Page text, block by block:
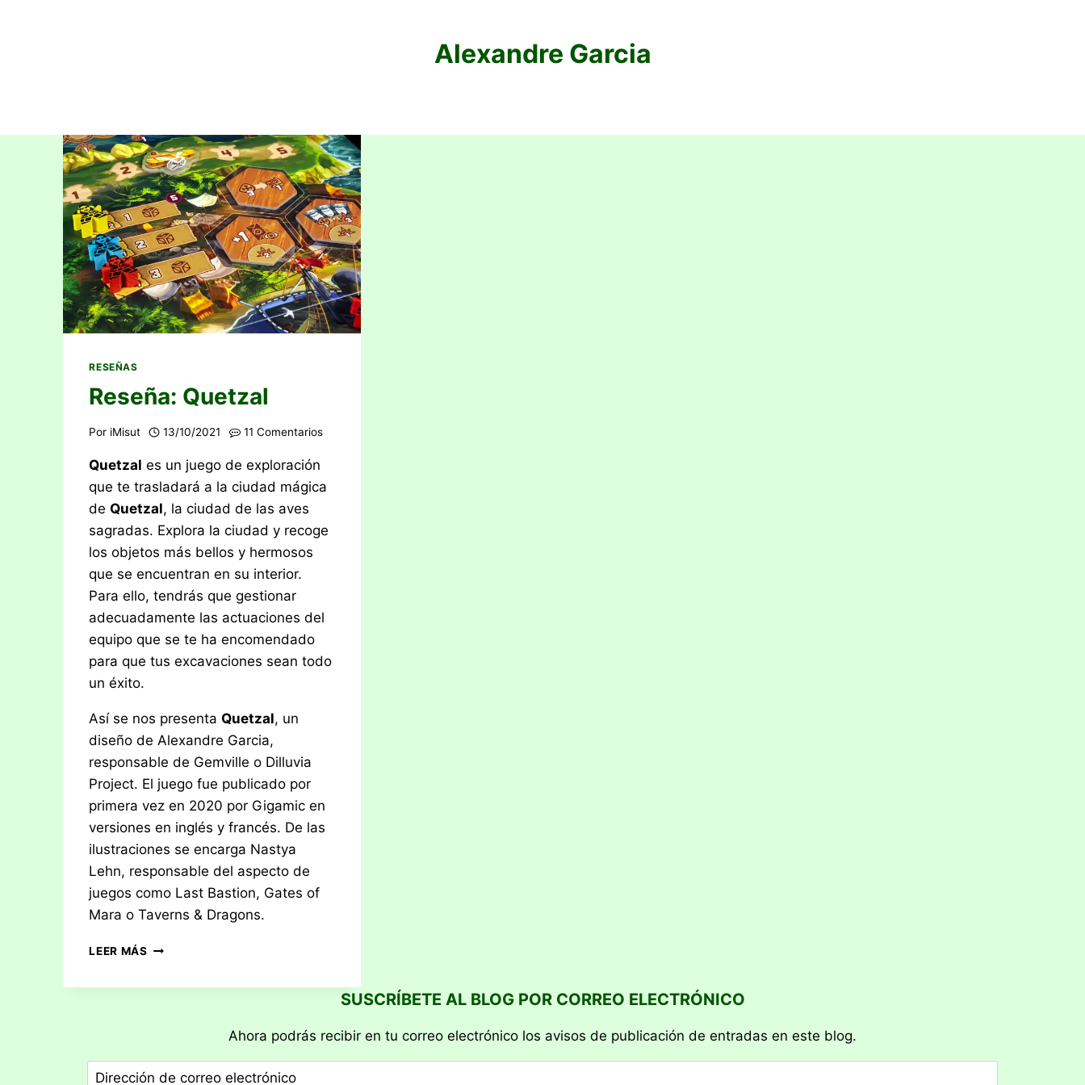
Alexandre Garcia
RESEÑAS
Reseña: Quetzal
Por iMisut 13/10/2021 11 Comentarios
Quetzal es un juego de exploración
que te trasladará a la ciudad mágica
deQuetzal, la ciudad de las aves
sagradas. Explora la ciudad y recoge
los objetos más bellos y hermosos
que se encuentran en su interior.
Para ello, tendrás que gestionar
adecuadamente las actuaciones del
equipo que se te ha encomendado
para que tus excavaciones sean todo
un éxito.
Así se nos presentaQuetzal, un
diseño de Alexandre Garcia,
responsable de Gemville o Dilluvia
Project. El juego fue publicado por
primera vez en 2020 por Gigamic en
versiones en inglés y francés. De las
ilustraciones se encarga Nastya
Lehn, responsable del aspecto de
juegos como Last Bastion, Gates of
Mara o Taverns & Dragons.
LEER MÁS RESEÑA:
SUSCRÍBETE AL BLOG POR CORREO ELECTRÓNICO
Ahora podrás recibir en tu correo electrónico los avisos de publicación de entradas en este blog.
Dirección